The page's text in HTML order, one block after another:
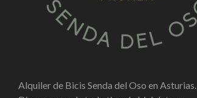
Alquiler de Bicis Senda del Oso en Asturias.